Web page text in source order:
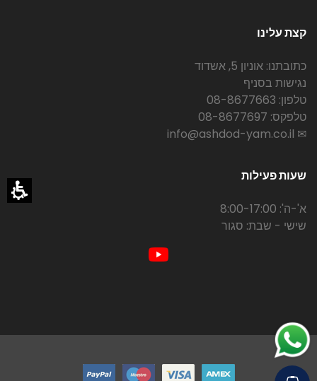
קצת עלינו
כתובתנו: אוניון 5, אשדוד
נגישות בסניף
טלפון: 08-8677663
טלפקס: 08-8677697
✉ info@ashdod-yam.co.il
שעות פעילות
א'-ה': 8:00-17:00
שישי - שבת: סגור